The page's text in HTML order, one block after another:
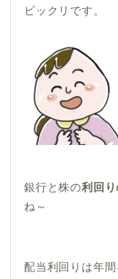
ビックリです。
銀行と株の利回
ね～
配当利回りは年